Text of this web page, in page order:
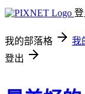
登
我的部落格 我
登出